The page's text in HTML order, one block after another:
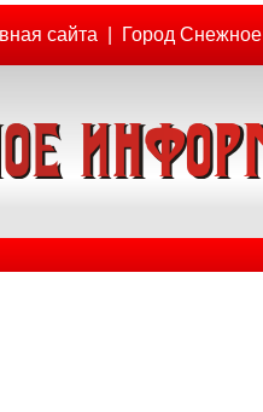
сайта Город Снежное